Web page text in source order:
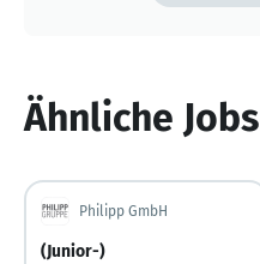
Ähnliche Jobs
Philipp GmbH
(Junior-)